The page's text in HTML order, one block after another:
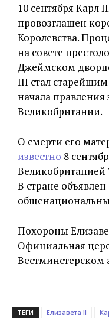
10 сентября Карл
провозглашен
Королевства.
на совете
Джеймском
III стал
начала
Великобритании.
О смерти его
известно 8
Великобританией
В стране
Похороны
Официальная
Вестминстерском
ТЕГИ Елизавета II